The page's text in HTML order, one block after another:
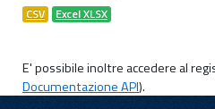
CSV Excel XLSX
E' possibile inoltre accedere al
Documentazione API).